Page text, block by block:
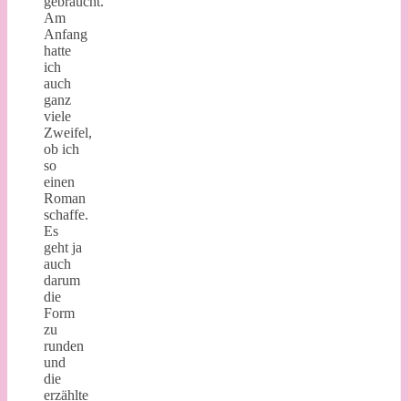
Am
Anfang
hatte
ich
auch
ganz
viele
Zweifel,
ob ich
so
einen
Roman
schaffe.
Es
geht ja
auch
darum
die
Form
zu
runden
und
die
erzählte